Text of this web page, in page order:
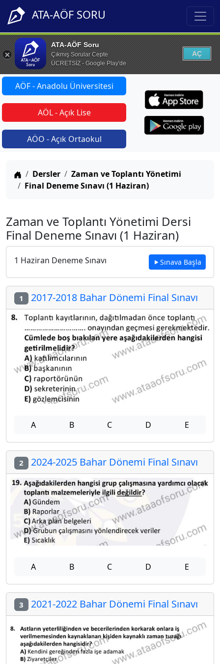
ATA-AÖF SORU
ATA-AÖF Soru
Çıkmış Sorular Cepte
ÜCRETSİZ - Google Play'de
AÇ
AÖF - Anadolu Üniversitesi
AÖL - Açık Lise
AÖO - Açık Ortaokul
Anasayfa
Dersler
Zaman ve Toplantı Yönetimi
Final Deneme Sınavı (1 Haziran)
Zaman ve Toplantı Yönetimi Dersi
Final Deneme Sınavı (1 Haziran)
1 Haziran Deneme Sınavı Sınava Başla
1 2017-2018 Bahar Dönemi Final Sınavı
A B C D E
2 2024-2025 Bahar Dönemi Final Sınavı
A B C D E
3 2021-2022 Bahar Dönemi Final Sınavı